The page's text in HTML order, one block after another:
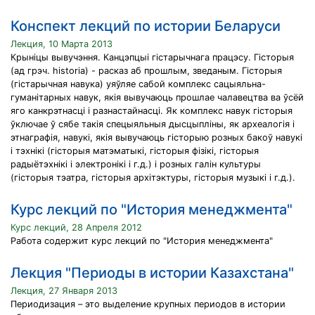
Конспект лекций по истории Беларуси
Лекция, 10 Марта 2013
Крыніцы вывучэння. Канцэпцыі гістарычнага працэсу. Гісторыя
(ад грэч. historіа) - расказ аб прошлым, зведаным. Гісторыя
(гістарычная навука) уяўляе сабой комплекс сацыяльна-
гуманітарных навук, якія вывучаюць прошлае чалавецтва ва ўсёй
яго канкрэтнасці і разнастайнасці. Як комплекс навук гісторыя
ўключае ў сябе такія спецыяльныя дысцыпліны, як археалогія і
этнаграфія, навукі, якія вывучаюць гісторыю розных бакоў навукі
і тэхнікі (гісторыя матэматыкі, гісторыя фізікі, гісторыя
радыётэхнікі і электронікі і г.д.) і розных галін культуры
(гісторыя тэатра, гісторыя архітэктуры, гісторыя музыкі і г.д.).
Курс лекций по "История менеджмента"
Курс лекций, 28 Апреля 2012
Работа содержит курс лекций по "История менеджмента"
Лекция "Периоды в истории Казахстана"
Лекция, 27 Января 2013
Периодизация – это выделение крупных периодов в истории